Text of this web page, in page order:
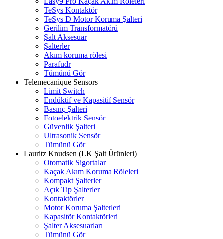
TeSys Kontaktör
TeSys D Motor Koruma Şalteri
Gerilim Transformatörü
Şalt Aksesuar
Şalterler
Akım koruma rölesi
Parafudr
Tümünü Gör
Telemecanique Sensors
Limit Switch
Endüktif ve Kapasitif Sensör
Basınç Şalteri
Fotoelektrik Sensör
Güvenlik Şalteri
Ultrasonik Sensör
Tümünü Gör
Lauritz Knudsen (LK Şalt Ürünleri)
Otomatik Sigortalar
Kaçak Akım Koruma Röleleri
Kompakt Şalterler
Açık Tip Şalterler
Kontaktörler
Motor Koruma Şalterleri
Kapasitör Kontaktörleri
Şalter Aksesuarları
Tümünü Gör